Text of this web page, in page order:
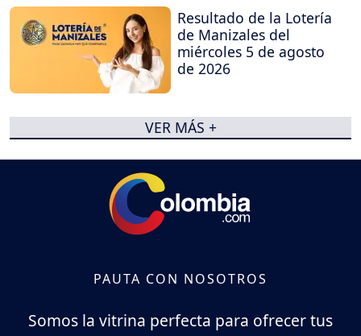
Resultado de la Lotería
de Manizales del
miércoles 5 de agosto
de 2026
VER MÁS +
PAUTA CON NOSOTROS
Somos la vitrina perfecta para ofrecer tus